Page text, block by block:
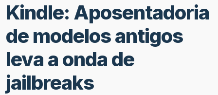
Kindle: Aposentadoria
de modelos antigos
leva a onda de
jailbreaks